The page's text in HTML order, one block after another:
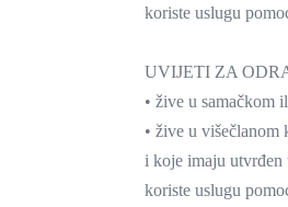
koriste uslugu
UVIJETI ZA
• žive u samačkom
• žive u
i koje imaju utvrđen
koriste uslugu